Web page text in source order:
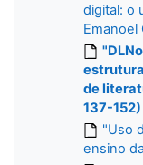
digital: o
Emanoel
de
137-152)
"Uso
ensino